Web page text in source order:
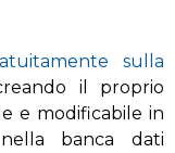
sulla
il proprio
e modificabile in
banca dati